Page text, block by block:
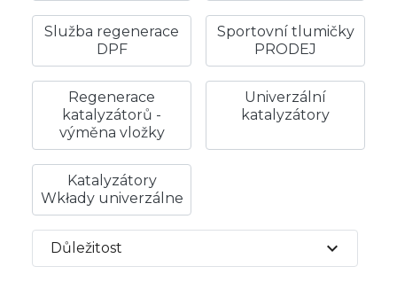
Služba regenerace
DPF
Sportovní tlumičky
PRODEJ
Regenerace
katalyzátorů -
výměna vložky
Univerzální
katalyzátory
Katalyzátory
Wkłady univerzálne
Důležitost expand_more